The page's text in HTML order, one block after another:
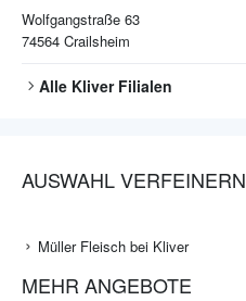
Wolfgangstraße 63
74564 Crailsheim
Alle KliverFilialen
AUSWAHL VERFEINERN
Müller Fleisch bei Kliver
MEHR ANGEBOTE